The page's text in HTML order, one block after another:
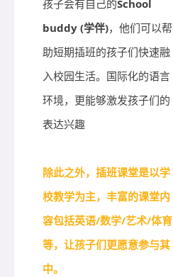
孩子会有自己的School
buddy (学伴)，他们可以帮
助短期插班的孩子们快速融
入校园生活。国际化的语言
环境，更能够激发孩子们的
表达兴趣
除此之外，插班课堂是以学
校教学为主，丰富的课堂内
容包括英语/数学/艺术/体育
等，让孩子们更愿意参与其
中。